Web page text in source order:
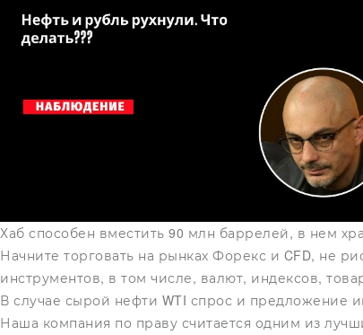
Хаб способен вместить 90 млн баррелей, в нем
Начните торговать на рынках Форекс и CFD, не
инструментов, в том числе, валют, индексов,
В случае сырой нефти WTI спрос и предложение
Наша компания по праву считается одним из